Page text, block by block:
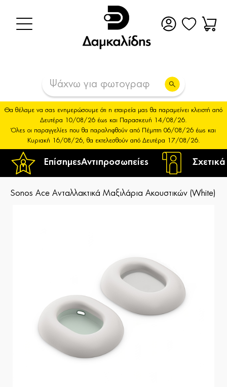
ΕπίσημεςΑντιπροσωπείες
Θα θέλαμε να σας ενημερώσουμε ότι η εταιρεία μας θα παραμείνει κλειστή από
Δευτέρα 10/08/26 έως και Παρασκευή 14/08/26.
Όλες οι παραγγελίες που θα παραληφθούν από Πέμπτη 06/08/26 έως και
Κυριακή 16/08/26, θα εκτελεσθούν από Δευτέρα 17/08/26.
Sonos Ace Ανταλλακτικά Μαξιλάρια Ακουστικών (White)